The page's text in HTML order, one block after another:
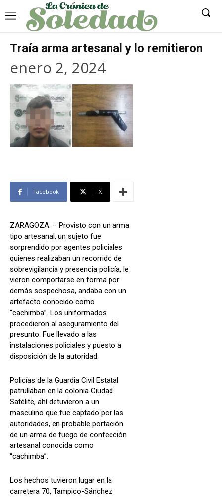
Traía arma artesanal y lo remitieron
enero 2, 2024
Facebook X
ZARAGOZA. – Provisto con un arma
tipo artesanal, un sujeto fue
sorprendido por agentes policiales
quienes realizaban un recorrido de
sobrevigilancia y presencia policía, le
vieron comportarse en forma por
demás sospechosa, andaba con un
artefacto conocido como
“cachimba”. Los uniformados
procedieron al aseguramiento del
presunto. Fue llevado a las
instalaciones policiales y puesto a
disposición de la autoridad.
Policías de la Guardia Civil Estatal
patrullaban en la colonia Ciudad
Satélite, ahí detuvieron a un
masculino que fue captado por las
autoridades, en probable portación
de un arma de fuego de confección
artesanal conocida como
“cachimba”.
Los hechos tuvieron lugar en la
carretera 70, Tampico-Sánchez